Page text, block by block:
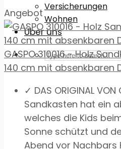
Versicherungen
Wohnen
Über uns
Angebot
GASPO 310016 - Holz
140 cm mit absenkbaren
✓ DAS ORIGINAL
Sandkasten hat ein
welches die Kids
Sonne schützt und
Abend vor Nachbars